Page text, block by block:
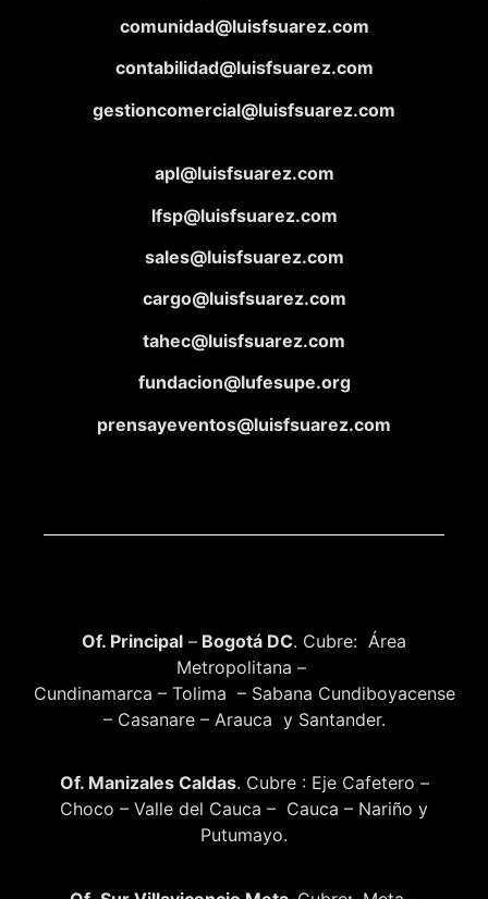
comunidad@luisfsuarez.com
contabilidad@luisfsuarez.com
gestioncomercial@luisfsuarez.com
apl@luisfsuarez.com
lfsp@luisfsuarez.com
sales@luisfsuarez.com
cargo@luisfsuarez.com
tahec@luisfsuarez.com
fundacion@lufesupe.org
prensayeventos@luisfsuarez.com
Of. Principal – Bogotá DC. Cubre: Área
Metropolitana –
Cundinamarca – Tolima – Sabana Cundiboyacense
– Casanare – Arauca y Santander.
Of. Manizales Caldas. Cubre : Eje Cafetero –
Choco – Valle del Cauca – Cauca – Nariño y
Putumayo.